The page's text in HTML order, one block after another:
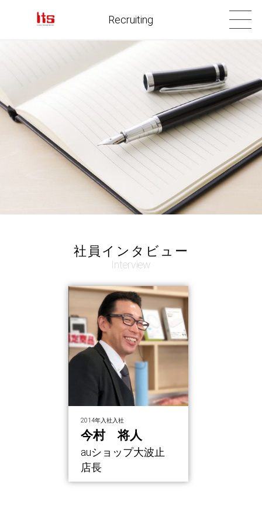
Recruiting
社員インタビュー
Interview
2014年入社入社
今村 将人
auショップ大波止
店長